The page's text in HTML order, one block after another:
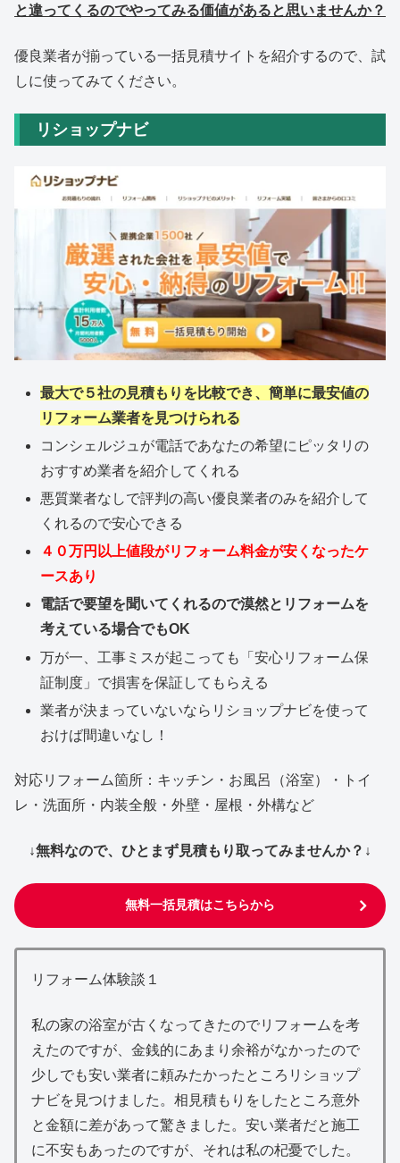
と違ってくるのでやってみる価値があると思いませんか？
優良業者が揃っている一括見積サイトを紹介するので、試
しに使ってみてください。
リショップナビ
最大で５社の見積もりを比較でき、簡単に最安値の
リフォーム業者を見つけられる
コンシェルジュが電話であなたの希望にピッタリの
おすすめ業者を紹介してくれる
悪質業者なしで評判の高い優良業者のみを紹介して
くれるので安心できる
４０万円以上値段がリフォーム料金が安くなったケ
ースあり
電話で要望を聞いてくれるので漠然とリフォームを
考えている場合でもOK
万が一、工事ミスが起こっても「安心リフォーム保
証制度」で損害を保証してもらえる
業者が決まっていないならリショップナビを使って
おけば間違いなし！
対応リフォーム箇所：キッチン・お風呂（浴室）・トイ
レ・洗面所・内装全般・外壁・屋根・外構など
↓無料なので、ひとまず見積もり取ってみませんか？↓
無料一括見積はこちらから
リフォーム体験談１
私の家の浴室が古くなってきたのでリフォームを考
えたのですが、金銭的にあまり余裕がなかったので
少しでも安い業者に頼みたかったところリショップ
ナビを見つけました。相見積もりをしたところ意外
と金額に差があって驚きました。安い業者だと施工
に不安もあったのですが、それは私の杞憂でした。